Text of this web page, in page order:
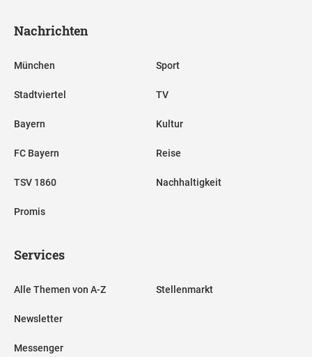
Nachrichten
München
Stadtviertel
Bayern
FC Bayern
TSV 1860
Promis
Sport
TV
Kultur
Reise
Nachhaltigkeit
Services
Alle Themen von A-Z
Newsletter
Messenger
Stellenmarkt